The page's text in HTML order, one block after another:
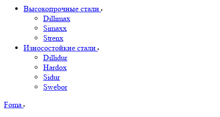
Высокопрочные стали
Dillimax
Simaxx
Strenx
Износостойкие стали
Dillidur
Hardox
Sidur
Swebor
Foma